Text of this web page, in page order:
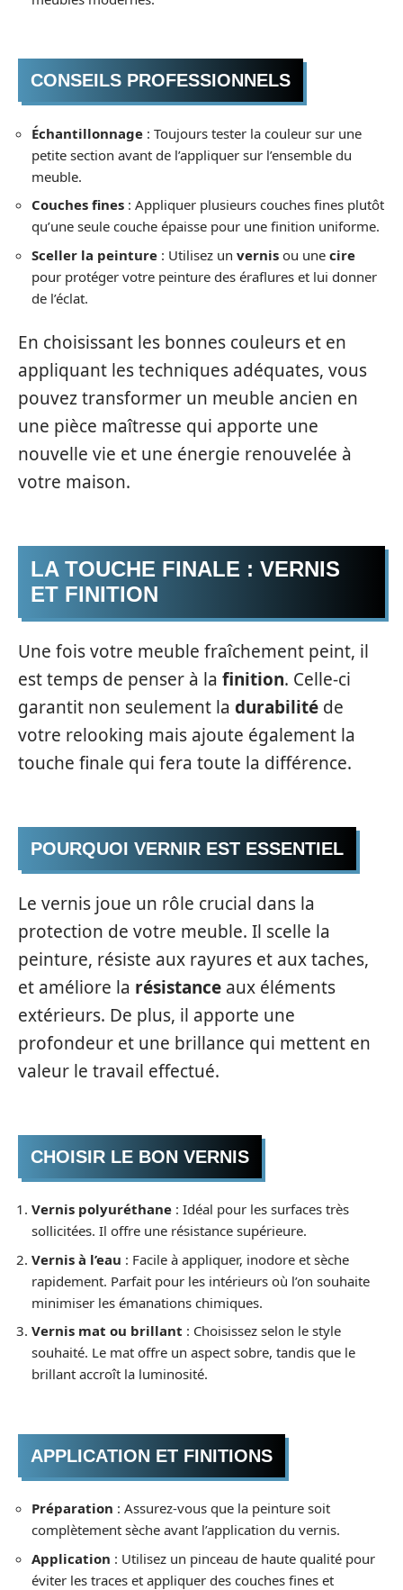
CONSEILS PROFESSIONNELS
Échantillonnage : Toujours tester la couleur sur une
petite section avant de l’appliquer sur l’ensemble du
meuble.
Couches fines : Appliquer plusieurs couches fines plutôt
qu’une seule couche épaisse pour une finition uniforme.
Sceller la peinture : Utilisez un vernis ou une cire
pour protéger votre peinture des éraflures et lui donner
de l’éclat.
En choisissant les bonnes couleurs et en
appliquant les techniques adéquates, vous
pouvez transformer un meuble ancien en
une pièce maîtresse qui apporte une
nouvelle vie et une énergie renouvelée à
votre maison.
LA TOUCHE FINALE : VERNIS
ET FINITION
Une fois votre meuble fraîchement peint, il
est temps de penser à la finition. Celle-ci
garantit non seulement la durabilité de
votre relooking mais ajoute également la
touche finale qui fera toute la différence.
POURQUOI VERNIR EST ESSENTIEL
Le vernis joue un rôle crucial dans la
protection de votre meuble. Il scelle la
peinture, résiste aux rayures et aux taches,
et améliore la résistance aux éléments
extérieurs. De plus, il apporte une
profondeur et une brillance qui mettent en
valeur le travail effectué.
CHOISIR LE BON VERNIS
Vernis polyuréthane : Idéal pour les surfaces très
sollicitées. Il offre une résistance supérieure.
Vernis à l’eau : Facile à appliquer, inodore et sèche
rapidement. Parfait pour les intérieurs où l’on souhaite
minimiser les émanations chimiques.
Vernis mat ou brillant : Choisissez selon le style
souhaité. Le mat offre un aspect sobre, tandis que le
brillant accroît la luminosité.
APPLICATION ET FINITIONS
Préparation : Assurez-vous que la peinture soit
complètement sèche avant l’application du vernis.
Application : Utilisez un pinceau de haute qualité pour
éviter les traces et appliquer des couches fines et